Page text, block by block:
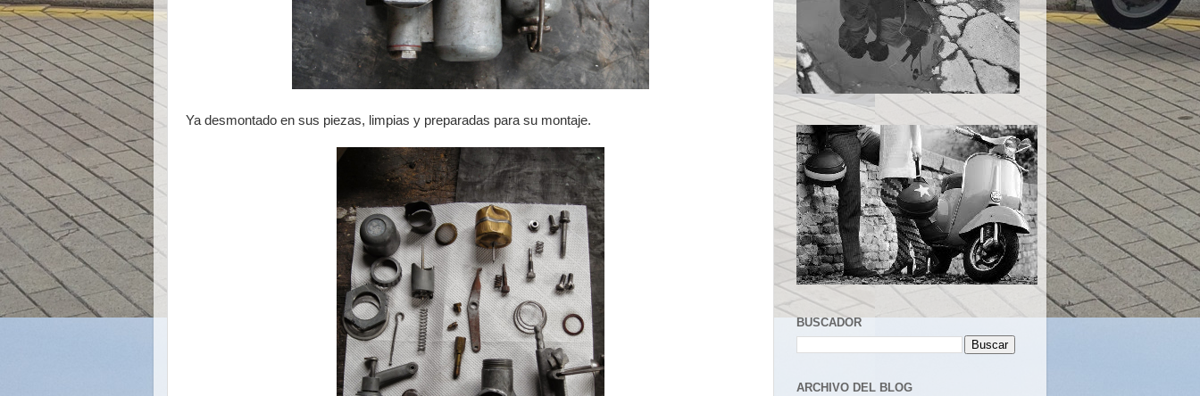
Ya desmontado en sus piezas, limpias y preparadas para su montaje.
BUSCADOR
ARCHIVO DEL BLOG